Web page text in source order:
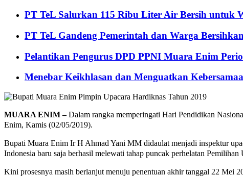
PT TeL Salurkan 115 Ribu Liter Air Bersih untuk
PT TeL Gandeng Pemerintah dan Warga
Pelantikan Pengurus DPD PPNI Muara Enim
Menebar Keikhlasan dan Menguatkan
MUARA ENIM –Dalam rangka memperingati Hari Pendidikan
Enim, Kamis (02/05/2019).
Bupati Muara Enim Ir H Ahmad Yani MM didaulat menjadi inspektur
Indonesia baru saja berhasil melewati tahap puncak perhelatan
Kini prosesnya masih berlanjut menuju penentuan akhir tanggal 22 Mei